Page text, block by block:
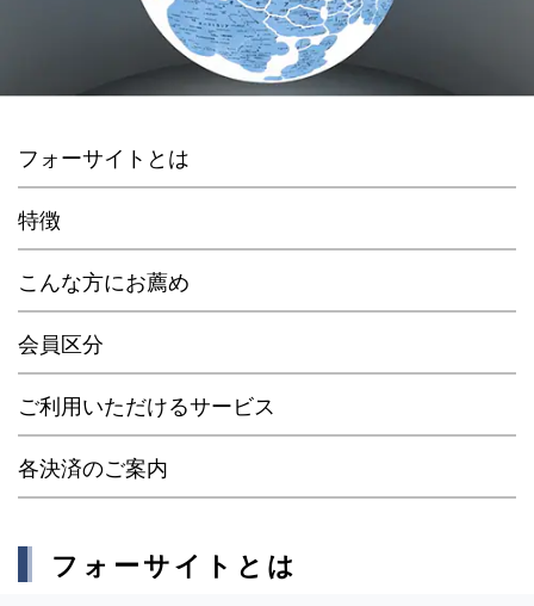
フォーサイトとは
特徴
こんな方にお薦め
会員区分
ご利用いただけるサービス
各決済のご案内
フォーサイトとは